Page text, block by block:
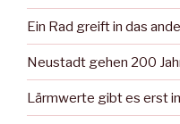
Ein Rad greift in das
Neustadt gehen 200
Lärmwerte gibt es erst